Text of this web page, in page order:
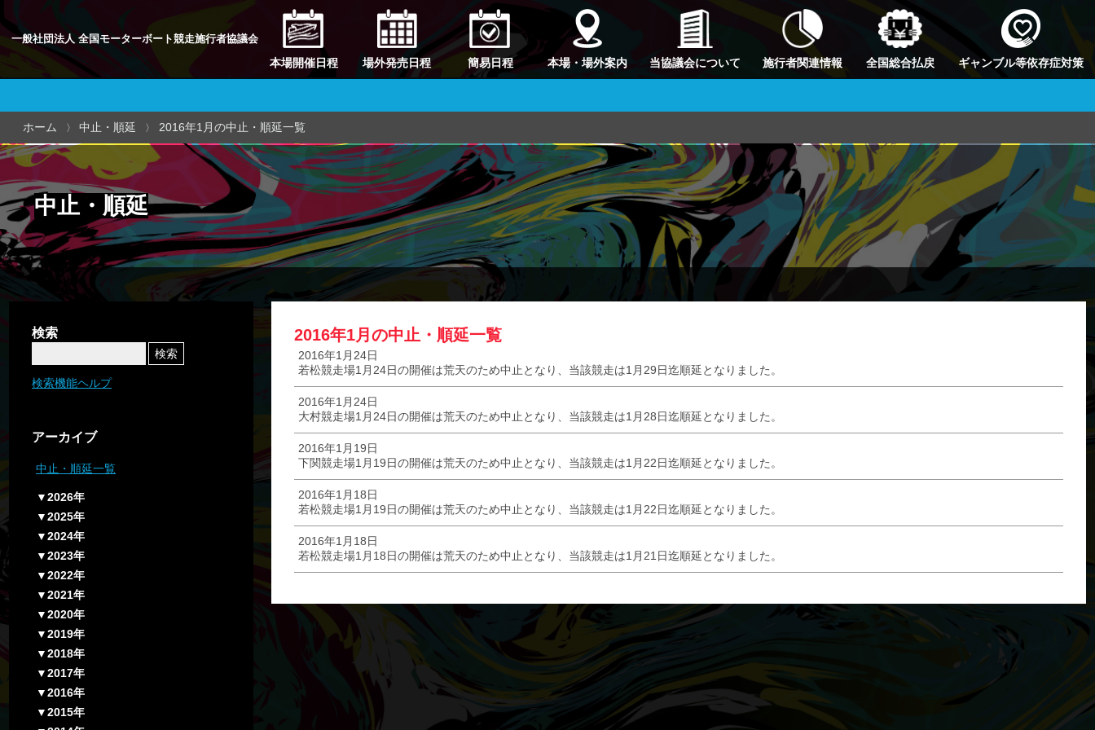
一般社団法人 全国モーターボート競走施行者協議会
本場開催日程 場外発売日程 簡易日程 本場・場外案内 当協議会について 施行者関連情報 全国総合払戻 ギャンブル等依存症対策
中止・順延
ホーム 中止・順延 2016年1月の中止・順延一覧
検索
検索機能ヘルプ
アーカイブ
中止・順延一覧
▼2026年
▼2025年
▼2024年
▼2023年
▼2022年
▼2021年
▼2020年
▼2019年
▼2018年
▼2017年
▼2016年
▼2015年
2016年1月の中止・順延一覧
2016年1月24日
若松競走場1月24日の開催は荒天のため中止となり、当該競走は1月29日迄順延となりました。
2016年1月24日
大村競走場1月24日の開催は荒天のため中止となり、当該競走は1月28日迄順延となりました。
2016年1月19日
下関競走場1月19日の開催は荒天のため中止となり、当該競走は1月22日迄順延となりました。
2016年1月18日
若松競走場1月19日の開催は荒天のため中止となり、当該競走は1月22日迄順延となりました。
2016年1月18日
若松競走場1月18日の開催は荒天のため中止となり、当該競走は1月21日迄順延となりました。